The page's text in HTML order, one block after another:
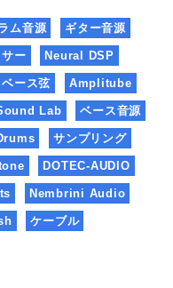
ム音源 ギター音源
ー Neural DSP
ベース弦 Amplitube
Lab ベース音源
サンプリング
DOTEC-AUDIO
Nembrini Audio
ケーブル